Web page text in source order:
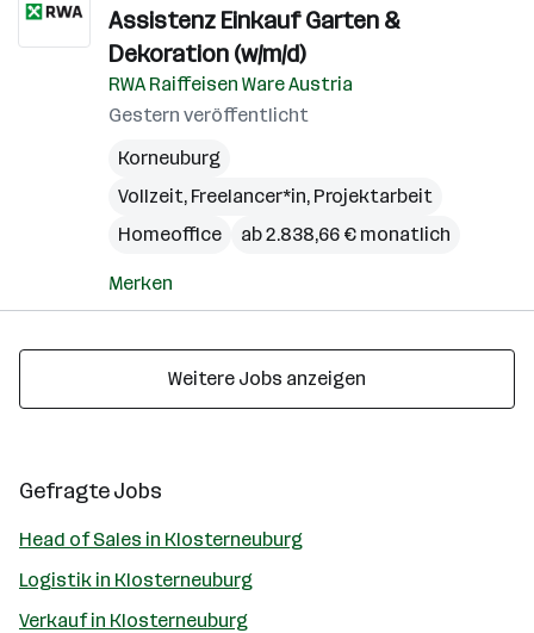
Assistenz Einkauf Garten &
Dekoration (w/m/d)
RWA Raiffeisen Ware Austria
Gestern veröffentlicht
Korneuburg
Vollzeit, Freelancer*in, Projektarbeit
Homeoffice
ab 2.838,66 € monatlich
Merken
Weitere Jobs anzeigen
Gefragte Jobs
Head of Sales in Klosterneuburg
Logistik in Klosterneuburg
Verkauf in Klosterneuburg